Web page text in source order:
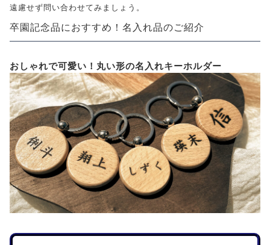
遠慮せず問い合わせてみましょう。
卒園記念品におすすめ！名入れ品のご紹介
おしゃれで可愛い！丸い形の名入れキーホルダー